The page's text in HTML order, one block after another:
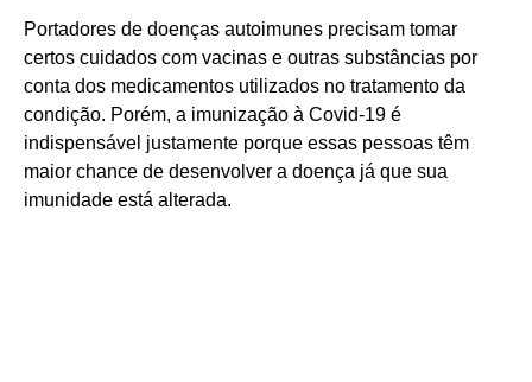
Portadores de doenças autoimunes precisam tomar
certos cuidados com vacinas e outras substâncias por
conta dos medicamentos utilizados no tratamento da
condição. Porém, a imunização à Covid-19 é
indispensável justamente porque essas pessoas têm
maior chance de desenvolver a doença já que sua
imunidade está alterada.